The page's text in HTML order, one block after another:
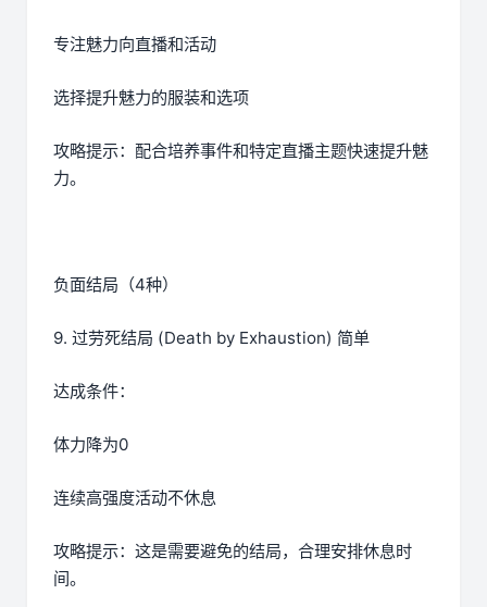
专注魅力向直播和活动
选择提升魅力的服装和选项
攻略提示：配合培养事件和特定直播主题快速提升魅
力。
负面结局（4种）
9. 过劳死结局 (Death by Exhaustion) 简单
达成条件：
体力降为0
连续高强度活动不休息
攻略提示：这是需要避免的结局，合理安排休息时
间。